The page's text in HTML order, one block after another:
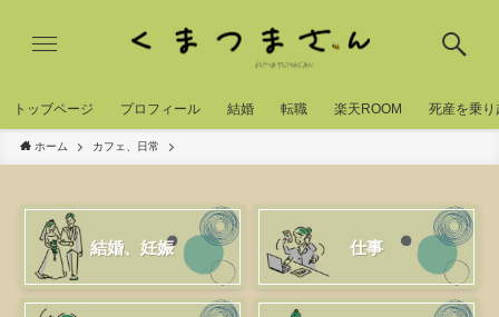
トッブページ プロフィール 結婚 転職 楽天ROOM 死産を乗り
ホーム カフェ、日常
結婚、妊娠 仕事